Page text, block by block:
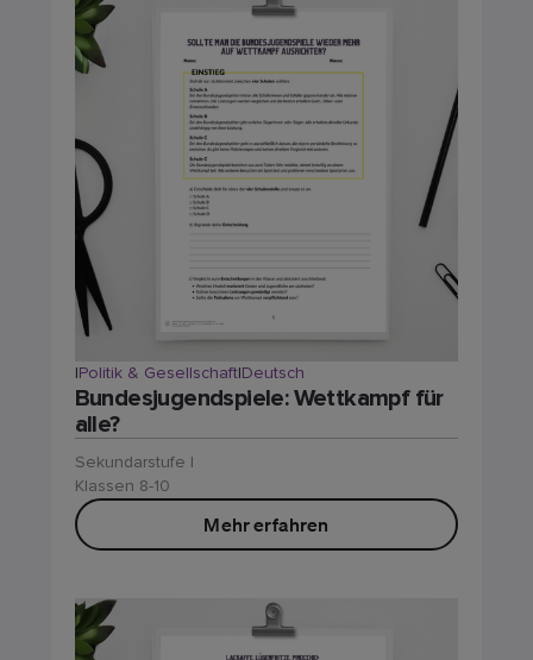
|Politik & Gesellschaft|Deutsch
Bundesjugendspiele: Wettkampf für
alle?
Sekundarstufe I
Klassen 8-10
Mehr erfahren